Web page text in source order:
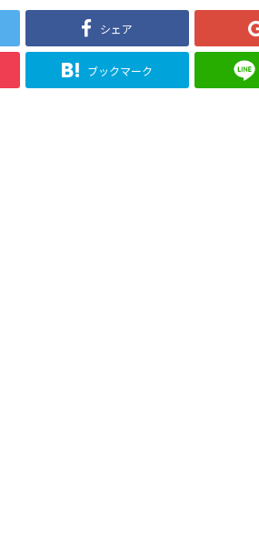
シェア
ブックマーク